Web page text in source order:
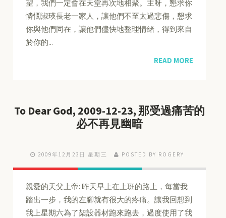
望，我們一定會在天堂再次地相聚。主呀，懇求你
憐憫淑瑛長老一家人，讓他們不至太過悲傷，懇求
你與他們同在，讓他們儘快地整理情緒，得到來自
於你的...
READ MORE
To Dear God, 2009-12-23, 那受過痛苦的
必不再見幽暗
2009年12月23日 星期三 POSTED BY ROGERY
親愛的天父上帝: 昨天早上在上班的路上，每當我
踏出一步，我的左腳就有很大的疼痛。讓我回想到
我上星期六為了架設器材跑來跑去，過度使用了我